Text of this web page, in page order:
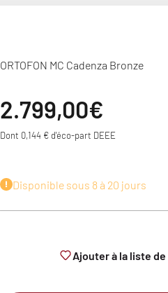
ORTOFON MC Cadenza Bronze
Prix de vente
2.799,00€
Dont 0,144 € d'éco-part DEEE
Disponible sous 8 à 20 jours
Ajouter à la liste